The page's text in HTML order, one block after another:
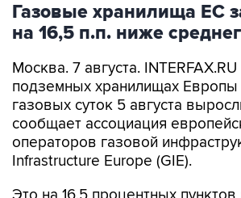
Газовые хранилища ЕС
на 16,5 п.п. ниже
Москва. 7 августа.
подземных хранилищах Европы
газовых суток 5 августа
сообщает ассоциация
операторов газовой
Infrastructure Europe (GIE).